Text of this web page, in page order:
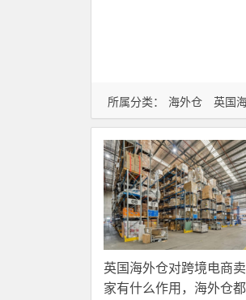
所属分类： 海外仓 英国
英国海外仓对跨境电商卖
家有什么作用，海外仓都